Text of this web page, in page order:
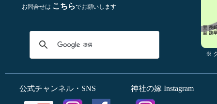
お問合せは こちらでお願いします
※
公式チャンネル・SNS 神社の嫁 Instagram